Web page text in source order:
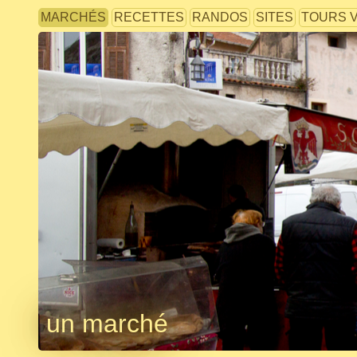
MARCHÉS RECETTES RANDOS SITES TOURS
un marché